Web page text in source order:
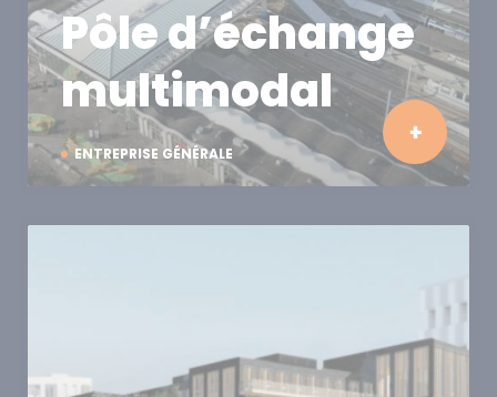
ENTREPRISE GÉNÉRALE
Pôle d’échange
multimodal